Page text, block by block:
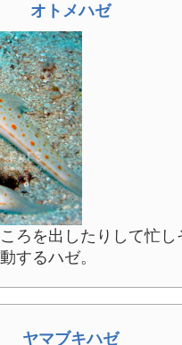
オトメハゼ
ろを出したりして忙
するハゼ。
ヤマブキハゼ